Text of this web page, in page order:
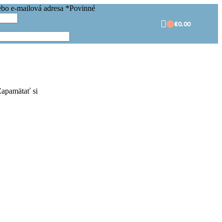
e-mailová adresa *Povinné
si
€0.00